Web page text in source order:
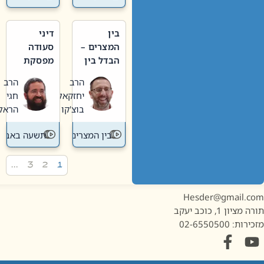
בין
המצרים –
הבדל בין
חדשה
לישנה
הרב
יחזקאל
בוצ'קו
בין המצרים
דיני
סעודה
מפסקת
תשעה
באב
הרב
חגי
הראל
תשעה באב
1, כוכב יעקב
02-6550500